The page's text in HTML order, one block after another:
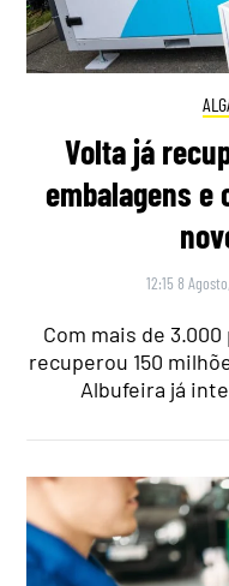
Volta já
embalagens e
12:15 8
Com mais de
recuperou 150
Albufeira já